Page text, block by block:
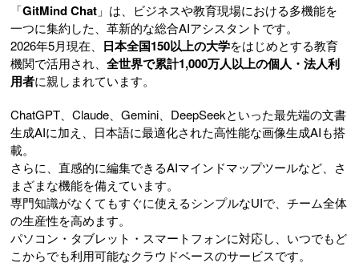
「GitMind Chat 」は、ビジネスや教育現場における多機能を
一つに集約した、革新的な総合AIアシスタントです。
2026年5月現在、 日本全国150以上の大学をはじめとする教育
機関で活用され、 全世界で累計1,000万人以上の個人・法人利
用者に親しまれています。
ChatGPT、Claude、Gemini、DeepSeekといった最先端の文書
生成AIに加え、日本語に最適化された高性能な画像生成AIも搭
載。
さらに、直感的に編集できるAIマインドマップツールなど、さ
まざまな機能を備えています。
専門知識がなくてもすぐに使えるシンプルなUIで、チーム全体
の生産性を高めます。
パソコン・タブレット・スマートフォンに対応し、いつでもど
こからでも利用可能なクラウドベースのサービスです。